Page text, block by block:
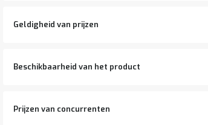
Geldigheid van prijzen
Beschikbaarheid van het product
Prijzen van concurrenten